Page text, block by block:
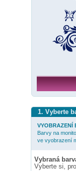
1. Vyberte
VYOBRAZENÍ
Barvy na
ve vyobrazení
Vybraná
Vyberte si,